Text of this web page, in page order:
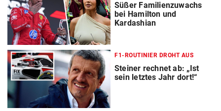
Süßer Familienzuwachs
bei Hamilton und
Kardashian
F1-ROUTINIER DROHT AUS
Steiner rechnet ab: „Ist
sein letztes Jahr dort!“